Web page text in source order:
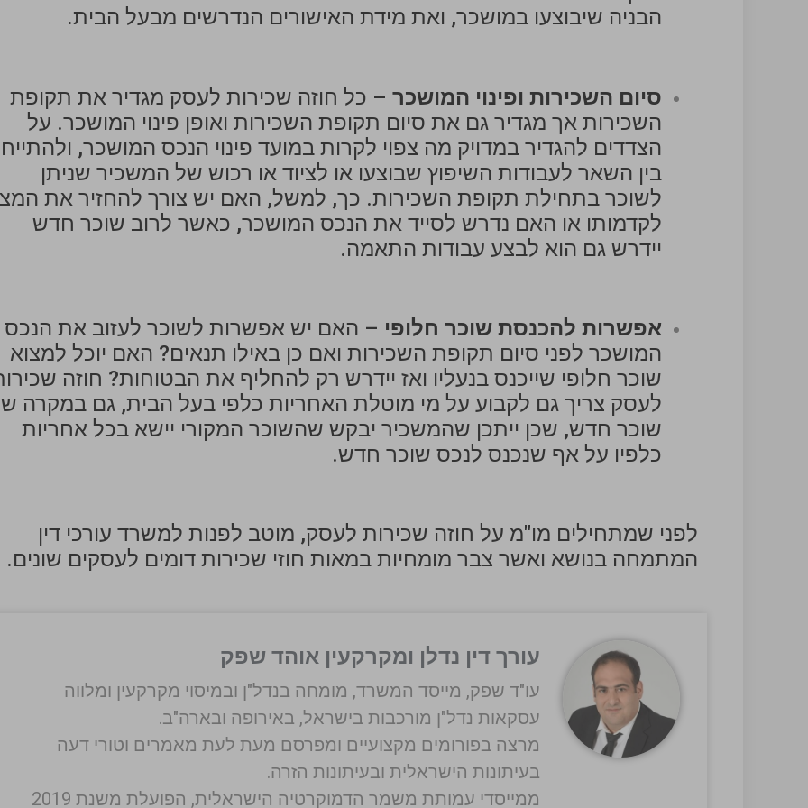
הבניה שיבוצעו במושכר, ואת מידת האישורים הנדרשים מבעל הבית.
סיום השכירות ופינוי המושכר – כל חוזה שכירות לעסק מגדיר את תקופת
השכירות אך מגדיר גם את סיום תקופת השכירות ואופן פינוי המושכר. על
הצדדים להגדיר במדויק מה צפוי לקרות במועד פינוי הנכס המושכר,
בין השאר לעבודות השיפוץ שבוצעו או לציוד או רכוש של המשכיר שניתן
לשוכר בתחילת תקופת השכירות. כך, למשל, האם יש צורך להחזיר את
לקדמותו או האם נדרש לסייד את הנכס המושכר, כאשר לרוב שוכר חדש
יידרש גם הוא לבצע עבודות התאמה.
אפשרות להכנסת שוכר חלופי – האם יש אפשרות לשוכר לעזוב את הנכס
המושכר לפני סיום תקופת השכירות ואם כן באילו תנאים? האם יוכל למצוא
שוכר חלופי שייכנס בנעליו ואז יידרש רק להחליף את הבטוחות? חוזה
לעסק צריך גם לקבוע על מי מוטלת האחריות כלפי בעל הבית, גם במקרה
שוכר חדש, שכן ייתכן שהמשכיר יבקש שהשוכר המקורי יישא בכל אחריות
כלפיו על אף שנכנס לנכס שוכר חדש.
לפני שמתחילים מו"מ על חוזה שכירות לעסק, מוטב לפנות למשרד עורכי דין
המתמחה בנושא ואשר צבר מומחיות במאות חוזי שכירות דומים לעסקים שונים.
עורך דין נדלן ומקרקעין אוהד שפק
עו"ד שפק, מייסד המשרד, מומחה בנדל"ן ובמיסוי מקרקעין ומלווה
עסקאות נדל"ן מורכבות בישראל, באירופה ובארה"ב.
מרצה בפורומים מקצועיים ומפרסם מעת לעת מאמרים וטורי דעה
בעיתונות הישראלית ובעיתונות הזרה.
ממייסדי עמותת משמר הדמוקרטיה הישראלית, הפועלת משנת 2019